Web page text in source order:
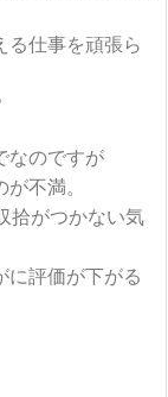
る仕事を頑張ら
なのですが
不満。
拾がつかない気
に評価が下がる